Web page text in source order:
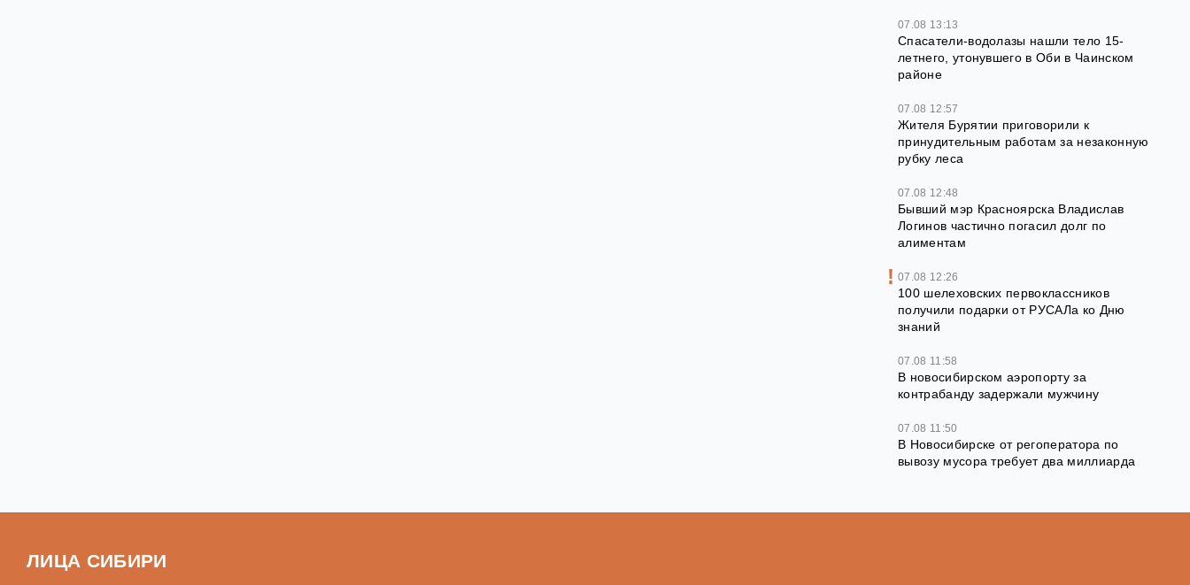
07.08 13:13
Спасатели-водолазы нашли тело 15-
летнего, утонувшего в Оби в Чаинском
районе
07.08 12:57
Жителя Бурятии приговорили к
принудительным работам за незаконную
рубку леса
07.08 12:48
Бывший мэр Красноярска Владислав
Логинов частично погасил долг по
алиментам
07.08 12:26
100 шелеховских первоклассников
получили подарки от РУСАЛа ко Дню
знаний
07.08 11:58
В новосибирском аэропорту за
контрабанду задержали мужчину
07.08 11:50
В Новосибирске от регоператора по
вывозу мусора требует два миллиарда
ЛИЦА СИБИРИ